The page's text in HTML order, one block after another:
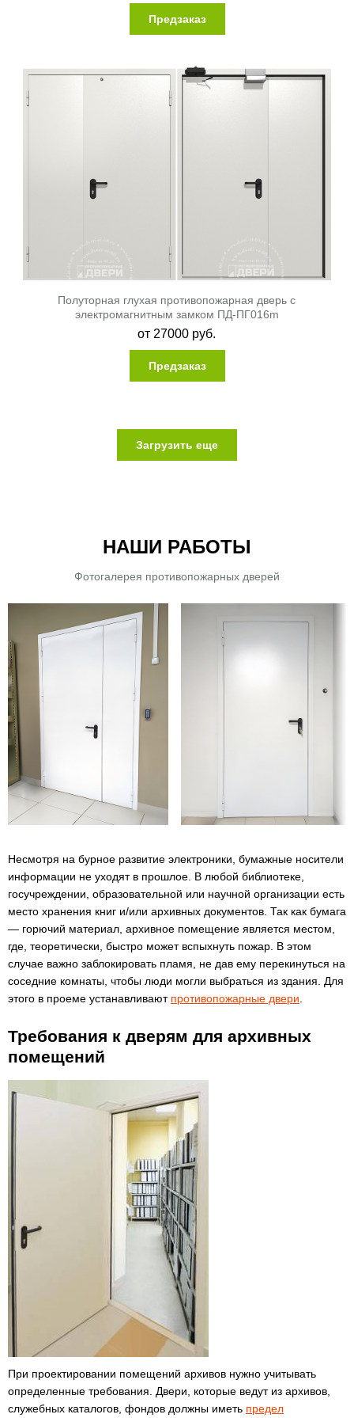
Предзаказ
Полуторная глухая противопожарная дверь с
электромагнитным замком ПД-ПГ016m
от 27000 руб.
Предзаказ
Загрузить еще
НАШИ РАБОТЫ
Фотогалерея противопожарных дверей
Несмотря на бурное развитие электроники, бумажные носители
информации не уходят в прошлое. В любой библиотеке,
госучреждении, образовательной или научной организации есть
место хранения книг и/или архивных документов. Так как бумага
— горючий материал, архивное помещение является местом,
где, теоретически, быстро может вспыхнуть пожар. В этом
случае важно заблокировать пламя, не дав ему перекинуться на
соседние комнаты, чтобы люди могли выбраться из здания. Для
этого в проеме устанавливают противопожарные двери
Требования к дверям для архивных
помещений
При проектировании помещений архивов нужно учитывать
определенные требования. Двери, которые ведут из архивов,
служебных каталогов, фондов должны иметь предел